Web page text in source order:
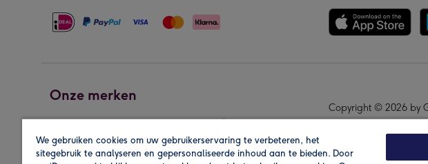
Onze merken
Copyright © 2026 by
We gebruiken cookies om uw gebruikerservaring te verbeteren, het
sitegebruik te analyseren en gepersonaliseerde inhoud aan te bieden. Door